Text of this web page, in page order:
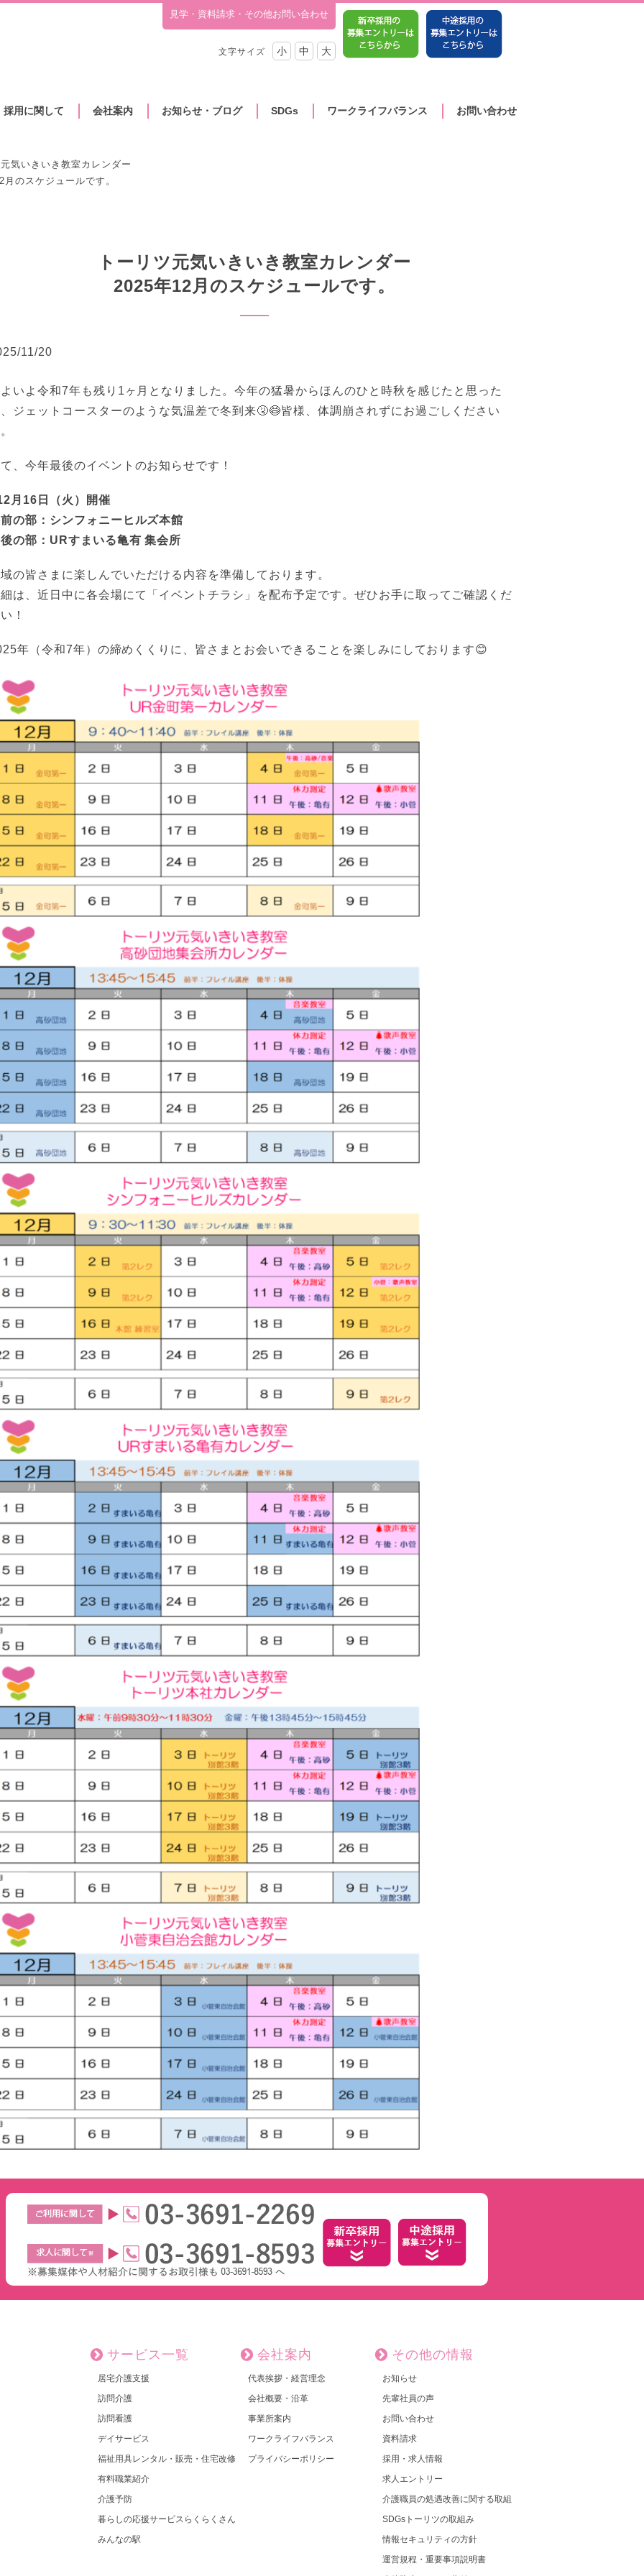
見学・資料請求・その他お問い合わせ
文字サイズ 小 中 大
採用に関して 会社案内 お知らせ・ブログ SDGs ワークライフバランス お問い合わせ
気いきいき教室カレンダー
月のスケジュールです。
トーリツ元気いきいき教室カレンダー
2025年12月のスケジュールです。
11/20
いよ令和7年も残り1ヶ月となりました。今年の猛暑からほんのひと時秋を感じたと思った
ジェットコースターのような気温差で冬到来🤧😷皆様、体調崩されずにお過ごしください
、今年最後のイベントのお知らせです！
月16日（火）開催
の部：シンフォニーヒルズ本館
の部：URすまいる亀有 集会所
の皆さまに楽しんでいただける内容を準備しております。
は、近日中に各会場にて「イベントチラシ」を配布予定です。ぜひお手に取ってご確認くだ
！
年（令和7年）の締めくくりに、皆さまとお会いできることを楽しみにしております😊
サービス一覧
居宅介護支援
訪問介護
訪問看護
デイサービス
福祉用具レンタル・販売・住宅改修
有料職業紹介
介護予防
暮らしの応援サービスらくらくさん
みんなの駅
会社案内
代表挨拶・経営理念
会社概要・沿革
事業所案内
ワークライフバランス
プライバシーポリシー
その他の情報
お知らせ
先輩社員の声
お問い合わせ
資料請求
採用・求人情報
求人エントリー
介護職員の処遇改善に関する取組
SDGsトーリツの取組み
情報セキュリティの方針
運営規程・重要事項説明書